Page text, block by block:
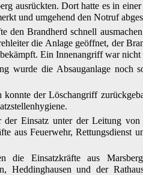
ausrückten. Dort hatte es in
und umgehend den Notruf
den Brandherd schnell
die Anlage geöffnet, der
Ein Innenangriff war
wurde die Absauganlage noch
konnte der Löschangriff
Einsatz unter der Leitung
aus Feuerwehr, Rettungsdienst
die Einsatzkräfte aus
Heddinghausen und der